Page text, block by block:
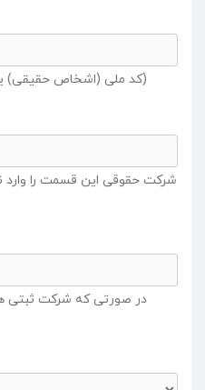
* کد ملی (اشخاص حقیقی) یا کد اقتصادی (اشخاص حقوقی)
شرکت حقوقی این قسمت را وارد
در صورتی که شرکت ثبتی